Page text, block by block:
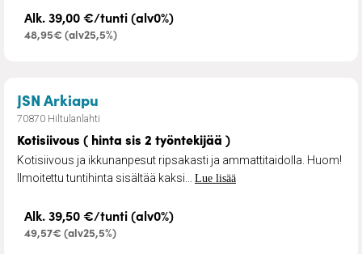
Alk. 39,00 €/tunti (alv0%)
48,95€ (alv25,5%)
JSN Arkiapu
70870 Hiltulanlahti
Kotisiivous ( hinta sis 2 työntekijää )
Kotisiivous ja ikkunanpesut ripsakasti ja ammattitaidolla. Huom!
Ilmoitettu tuntihinta sisältää kaksi... Lue lisää
Alk. 39,50 €/tunti (alv0%)
49,57€ (alv25,5%)